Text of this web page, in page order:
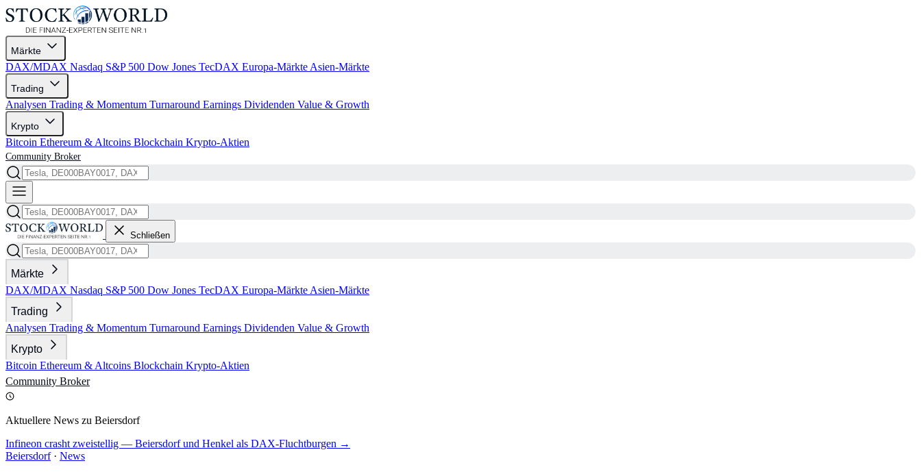
Märkte
DAX/MDAX Nasdaq S&P 500 Dow Jones TecDAX Europa-Märkte Asien-Märkte
Trading
Analysen Trading & Momentum Turnaround Earnings Dividenden Value & Growth
Krypto
Bitcoin Ethereum & Altcoins Blockchain Krypto-Aktien
Community Broker
Schließen
Märkte
DAX/MDAX Nasdaq S&P 500 Dow Jones TecDAX Europa-Märkte Asien-Märkte
Trading
Analysen Trading & Momentum Turnaround Earnings Dividenden Value & Growth
Krypto
Bitcoin Ethereum & Altcoins Blockchain Krypto-Aktien
Community Broker
Aktuellere News zu Beiersdorf
Infineon crasht zweistellig — Beiersdorf und Henkel als DAX-Fluchtburgen →
Beiersdorf · News